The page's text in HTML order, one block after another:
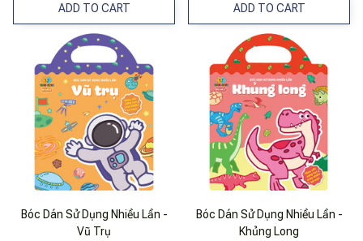
ADD TO CART ADD TO CART
Bóc Dán Sử Dụng Nhiều Lần -
Vũ Trụ
Bóc Dán Sử Dụng Nhiều Lần -
Khủng Long